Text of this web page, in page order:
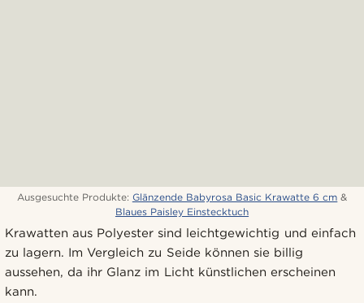
Ausgesuchte Produkte: Glänzende Babyrosa Basic Krawatte 6 cm &
Blaues Paisley Einstecktuch
Krawatten aus Polyester sind leichtgewichtig und einfach
zu lagern. Im Vergleich zu Seide können sie billig
aussehen, da ihr Glanz im Licht künstlichen erscheinen
kann.